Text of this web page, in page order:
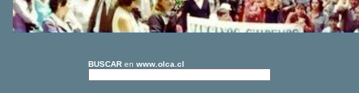
BUSCAR en www.olca.cl